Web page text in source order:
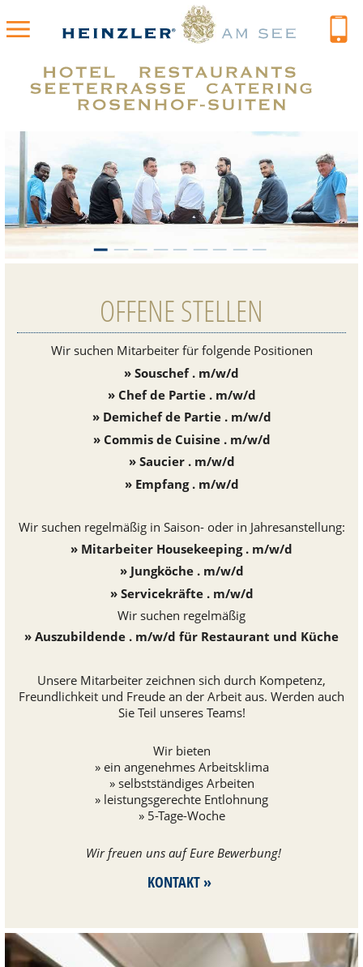
OFFENE STELLEN
Wir suchen Mit­ar­bei­ter für fol­gende Posi­tio­nen
» Sous­chef . m/w/d
» Chef de Partie . m/w/d
» Demi­chef de Partie . m/w/d
» Commis de Cuisine . m/w/d
» Saucier . m/w/d
» Empfang . m/w/d
Wir suchen regel­mä­ßig in Saison- oder in Jah­res­an­stel­lung:
» Mit­ar­bei­ter Hou­se­kee­ping . m/w/d
» Jung­kö­che . m/w/d
» Ser­vice­kräfte . m/w/d
Wir suchen regel­mä­ßig
» Aus­zu­bil­dende . m/w/d für Restau­rant und Küche
Unsere Mit­ar­bei­ter zeich­nen sich durch Kom­pe­tenz,
Freund­lich­keit und Freude an der Arbeit aus. Werden auch
Sie Teil unseres Teams!
Wir bieten
» ein ange­neh­mes Arbeits­klima
» selbst­stän­di­ges Arbei­ten
» leis­tungs­ge­rechte Ent­loh­nung
» 5-Tage-Woche
Wir freuen uns auf Eure Bewer­bung!
KONTAKT »